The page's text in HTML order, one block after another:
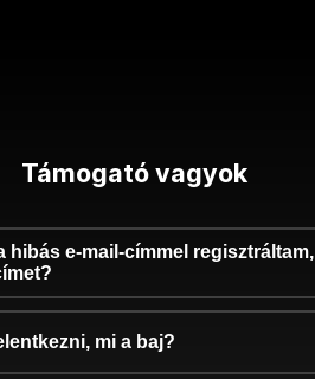
Támogató vagyok
hibás e-mail-címmel
mi a baj?